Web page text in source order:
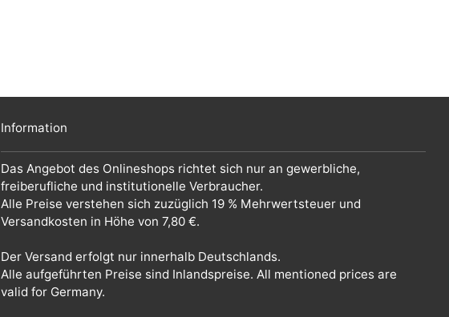
Information
Das Angebot des Onlineshops richtet sich nur an gewerbliche,
freiberufliche und institutionelle Verbraucher.
Alle Preise verstehen sich zuzüglich 19 % Mehrwertsteuer und
Versandkosten in Höhe von 7,80 €.
Der Versand erfolgt nur innerhalb Deutschlands.
Alle aufgeführten Preise sind Inlandspreise. All mentioned prices are
valid for Germany.